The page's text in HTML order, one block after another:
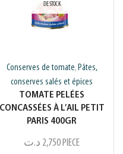
DE STOCK
Conserves de tomate, Pâtes,
conserves salés et épices
TOMATE PELÉES
CONCASSÉES À L’AIL PETIT
PARIS 400GR
2,750 د.ت PIECE